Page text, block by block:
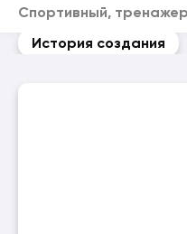
Спортивный,
История создания